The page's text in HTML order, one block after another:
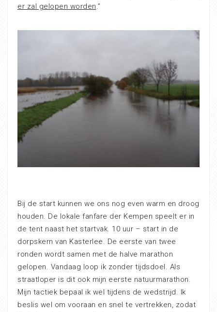
er zal gelopen worden.”
Bij de start kunnen we ons nog even warm en droog
houden. De lokale fanfare der Kempen speelt er in
de tent naast het startvak. 10 uur – start in de
dorpskern van Kasterlee. De eerste van twee
ronden wordt samen met de halve marathon
gelopen. Vandaag loop ik zonder tijdsdoel. Als
straatloper is dit ook mijn eerste natuurmarathon.
Mijn tactiek bepaal ik wel tijdens de wedstrijd. Ik
beslis wel om vooraan en snel te vertrekken, zodat